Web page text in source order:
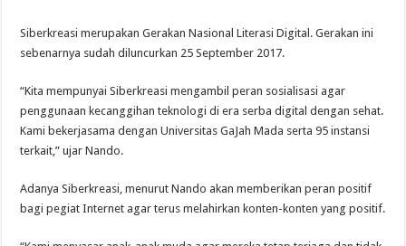
Siberkreasi merupakan Gerakan Nasional Literasi Digital. Gerakan ini
sebenarnya sudah diluncurkan 25 September 2017.
“Kita mempunyai Siberkreasi mengambil peran sosialisasi agar
penggunaan kecanggihan teknologi di era serba digital dengan sehat.
Kami bekerjasama dengan Universitas GaJah Mada serta 95 instansi
terkait,” ujar Nando.
Adanya Siberkreasi, menurut Nando akan memberikan peran positif
bagi pegiat Internet agar terus melahirkan konten-konten yang positif.